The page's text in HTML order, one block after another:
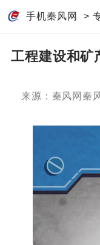
手机秦风网 >
工程建设和矿
来源：秦风网秦